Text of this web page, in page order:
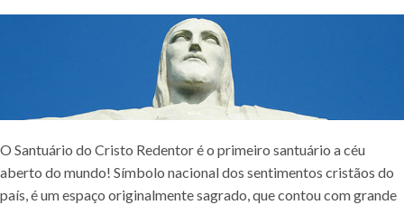
O Santuário do Cristo Redentor é o primeiro santuário a céu
aberto do mundo! Símbolo nacional dos sentimentos cristãos do
país, é um espaço originalmente sagrado, que contou com grande